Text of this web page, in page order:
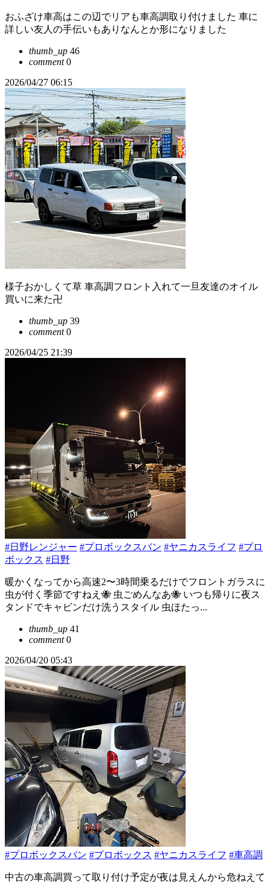
おふざけ車高はこの辺でリアも車高調取り付けました 車に
詳しい友人の手伝いもありなんとか形になりました
thumb_up 46
comment0
2026/04/27 06:15
様子おかしくて草 車高調フロント入れて一旦友達のオイル
買いに来た卍
thumb_up 39
comment0
2026/04/25 21:39
#日野レンジャー #プロボックスバン #ヤニカスライフ #プロ
ボックス #日野
暖かくなってから高速2〜3時間乗るだけでフロントガラスに
虫が付く季節ですねえ🐝 虫ごめんなあ🐝 いつも帰りに夜ス
タンドでキャビンだけ洗うスタイル 虫ほたっ...
thumb_up 41
comment0
2026/04/20 05:43
#プロボックスバン #プロボックス #ヤニカスライフ #車高調
中古の車高調買って取り付け予定が夜は見えんから危ねえて